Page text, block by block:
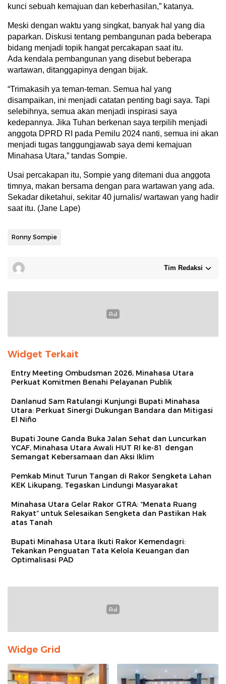
kunci sebuah kemajuan dan keberhasilan,” katanya.
Meski dengan waktu yang singkat, banyak hal yang dia
paparkan. Diskusi tentang pembangunan pada beberapa
bidang menjadi topik hangat percakapan saat itu.
Ada kendala pembangunan yang disebut beberapa
wartawan, ditanggapinya dengan bijak.
“Trimakasih ya teman-teman. Semua hal yang
disampaikan, ini menjadi catatan penting bagi saya. Tapi
selebihnya, semua akan menjadi inspirasi saya
kedepannya. Jika Tuhan berkenan saya terpilih menjadi
anggota DPRD RI pada Pemilu 2024 nanti, semua ini akan
menjadi tugas tanggungjawab saya demi kemajuan
Minahasa Utara,” tandas Sompie.
Usai percakapan itu, Sompie yang ditemani dua anggota
timnya, makan bersama dengan para wartawan yang ada.
Sekadar diketahui, sekitar 40 jurnalis/ wartawan yang hadir
saat itu. (Jane Lape)
Ronny Sompie
Tim Redaksi
Widget Terkait
Entry Meeting Ombudsman 2026, Minahasa Utara
Perkuat Komitmen Benahi Pelayanan Publik
Danlanud Sam Ratulangi Kunjungi Bupati Minahasa
Utara: Perkuat Sinergi Dukungan Bandara dan Mitigasi
El Niño
Bupati Joune Ganda Buka Jalan Sehat dan Luncurkan
YCAF, Minahasa Utara Awali HUT RI ke-81 dengan
Semangat Kebersamaan dan Aksi Iklim
Pemkab Minut Turun Tangan di Rakor Sengketa Lahan
KEK Likupang, Tegaskan Lindungi Masyarakat
Minahasa Utara Gelar Rakor GTRA: “Menata Ruang
Rakyat” untuk Selesaikan Sengketa dan Pastikan Hak
atas Tanah
Bupati Minahasa Utara Ikuti Rakor Kemendagri:
Tekankan Penguatan Tata Kelola Keuangan dan
Optimalisasi PAD
Widge Grid